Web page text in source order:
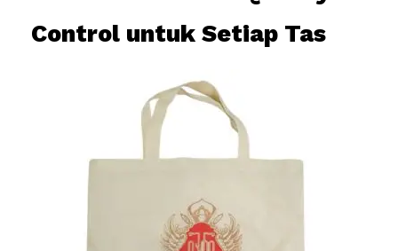
Control untuk Setiap Tas